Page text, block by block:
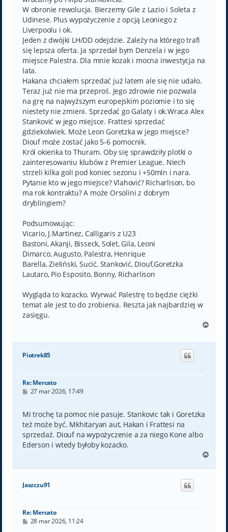
W obronie rewolucja. Bierzemy Gile z Lazio i Soleta z
Udinese. Plus wypożyczenie z opcją Leoniego z
Liverpoolu i ok.
Jeden z dwójki LH/DD odejdzie. Zależy na którego trafi
się lepsza oferta. Ja sprzedał bym Denzela i w jego
miejsce Palestra. Dla mnie kozak i mocna inwestycja na
lata.
Hakana chciałem sprzedać już latem ale się nie udało.
Teraz już nie ma przeproś. Jego zdrowie nie pozwala
na grę na najwyższym europejskim poziomie i to się
niestety nie zmieni. Sprzedać go Galaty i ok.Wraca Alex
Stanković w jego miejsce. Frattesi sprzedać
gdziekolwiek. Może Leon Goretzka w jego miejsce?
Diouf może zostać jako 5-6 pomocnik.
Król okienka to Thuram. Oby się sprawdziły plotki o
zainteresowaniu klubów z Premier League. Niech
strzeli kilka goli pod koniec sezonu i +50mln i nara.
Pytanie kto w jego miejsce? Vlahović? Richarlison, bo
ma rok kontraktu? A może Orsolini z dobrym
dryblingiem?
Podsumowując:
Vicario, J.Martinez, Calligaris z U23
Bastoni, Akanji, Bisseck, Solet, Gila, Leoni
Dimarco, Augusto, Palestra, Henrique
Barella, Zieliński, Sucić, Stanković, Diouf,Goretzka
Lautaro, Pio Esposito, Bonny, Richarlison
Wygląda to kozacko. Wyrwać Palestrę to będzie ciężki
temat ale jest to do zrobienia. Reszta jak najbardziej w
zasięgu.
g
Piotrek85
Re: Mercato
P
t
27 mar 2026, 17:49
Mi trochę ta pomoc nie pasuje. Stankovic tak i Goretzka
też może być. Mkhitaryan aut, Hakan i Frattesi na
sprzedaż. Diouf na wypożyczenie a za niego Kone albo
Ederson i wtedy byłoby kozacko.
g
Jaszczu91
Re: Mercato
P28 mar 2026, 11:24